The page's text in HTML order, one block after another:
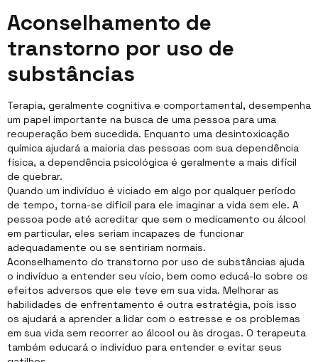
Aconselhamento de
transtorno por uso de
substâncias
Terapia, geralmente cognitiva e comportamental, desempenha
um papel importante na busca de uma pessoa para uma
recuperação bem sucedida. Enquanto uma desintoxicação
química ajudará a maioria das pessoas com sua dependência
física, a dependência psicológica é geralmente a mais difícil
de quebrar.
Quando um indivíduo é viciado em algo por qualquer período
de tempo, torna-se difícil para ele imaginar a vida sem ele. A
pessoa pode até acreditar que sem o medicamento ou álcool
em particular, eles seriam incapazes de funcionar
adequadamente ou se sentiriam normais.
Aconselhamento do transtorno por uso de substâncias ajuda
o indivíduo a entender seu vício, bem como educá-lo sobre os
efeitos adversos que ele teve em sua vida. Melhorar as
habilidades de enfrentamento é outra estratégia, pois isso
os ajudará a aprender a lidar com o estresse e os problemas
em sua vida sem recorrer ao álcool ou às drogas. O terapeuta
também educará o indivíduo para entender e evitar seus